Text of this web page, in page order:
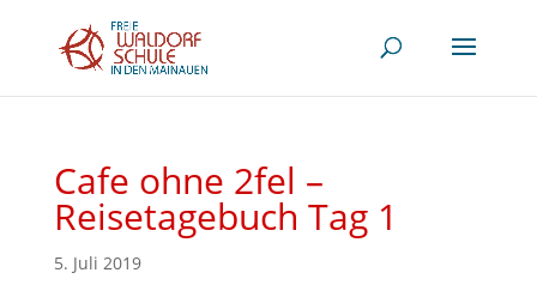
Cafe ohne 2fel –
Reisetagebuch Tag 1
5. Juli 2019